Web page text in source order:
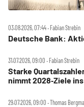
03.08.2026, 07:44 ‧ Fabian Strebin
31.07.2026, 09:00 ‧ Fabian Strebin
Starke
nimmt 2028‑Ziele
29.07.2026, 09:00 ‧ Thomas